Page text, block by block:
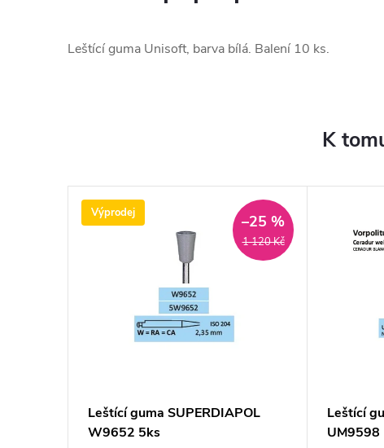
Leštící guma Unisoft, barva bílá. Balení 10 ks.
K
Výprodej
1 120 Kč
–25 %
Leštící guma SUPERDIAPOL
W9652 5ks
Leštící